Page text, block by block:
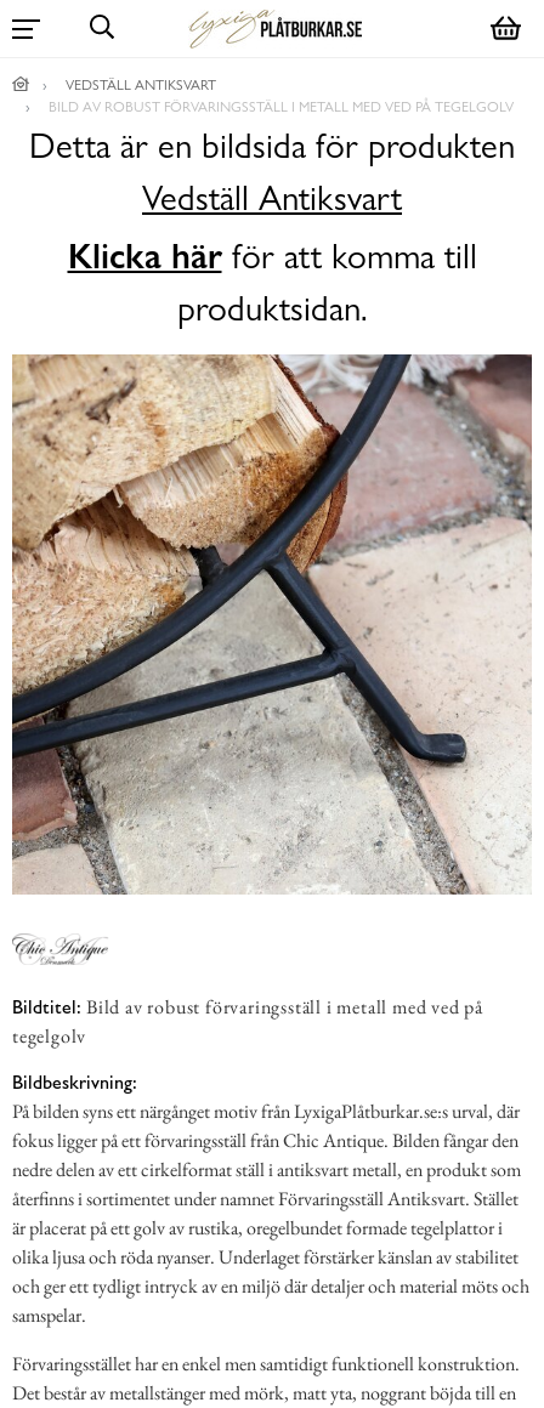
VEDSTÄLL ANTIKSVART
BILD AV ROBUST FÖRVARINGSSTÄLL I METALL MED VED PÅ TEGELGOLV
Detta är en bildsida för produkten
Vedställ Antiksvart
Klicka härför att komma till
produktsidan.
Bildtitel: Bild av robust förvaringsställ i metall med ved på
tegelgolv
Bildbeskrivning:
På bilden syns ett närgånget motiv från LyxigaPlåtburkar.se:s urval, där
fokus ligger på ett förvaringsställ från Chic Antique. Bilden fångar den
nedre delen av ett cirkelformat ställ i antiksvart metall, en produkt som
återfinns i sortimentet under namnet Förvaringsställ Antiksvart. Stället
är placerat på ett golv av rustika, oregelbundet formade tegelplattor i
olika ljusa och röda nyanser. Underlaget förstärker känslan av stabilitet
och ger ett tydligt intryck av en miljö där detaljer och material möts och
samspelar.
Förvaringsstället har en enkel men samtidigt funktionell konstruktion.
Det består av metallstänger med mörk, matt yta, noggrant böjda till en